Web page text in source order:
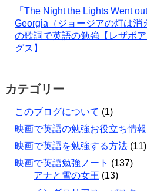
「The Night the Lights Went
Georgia（ジョージアの灯は消
の歌詞で英語の勉強【レザボ
グス】
カテゴリー
このブログについて (1)
映画で英語の勉強お役立ち情報
映画で英語を勉強する方法 (11)
映画で英語勉強ノート (137)
アナと雪の女王 (13)